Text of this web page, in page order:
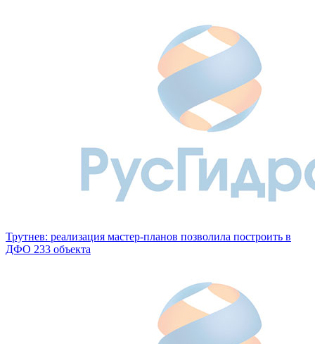
Трутнев: реализация мастер-планов позволила построить в
ДФО 233 объекта